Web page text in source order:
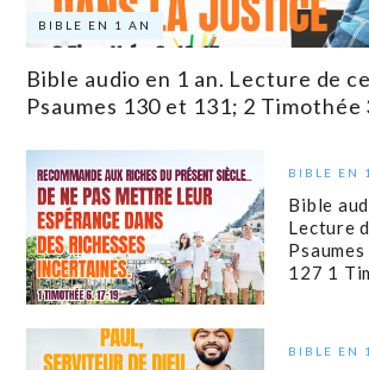
BIBLE EN 1 AN
Bible audio en 1 an. Lecture de
Psaumes 130 et 131; 2 Timothée
BIBLE EN
Bible
Lecture
127 1
BIBLE EN